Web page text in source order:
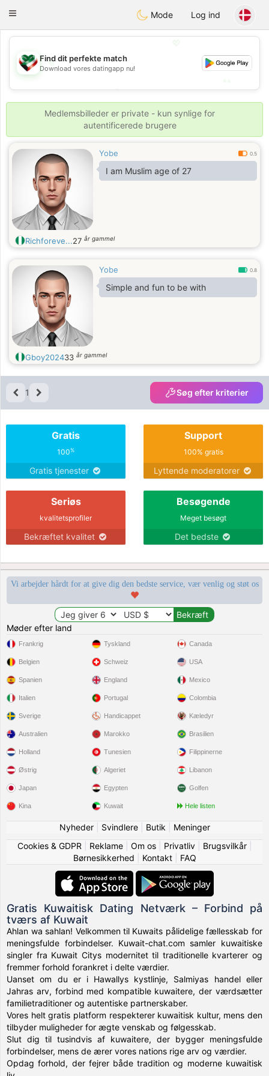
Kuwait Chat
Toggle
Mode Log ind
💖
💕
Find dit perfekte match
Download vores datingapp nu!
Medlemsbilleder er private - kun synlige for
autentificerede brugere
Yobe 0.5
I am Muslim age of 27
Richforeve...27 år gammel
Yobe 0.8
Simple and fun to be with
Gboy202433 år gammel
1 Søg efter kriterier
Gratis
100%
Gratis tjenester
Support
100% gratis
Lyttende moderatorer
Seriøs
kvalitetsprofiler
Bekræftet kvalitet
Besøgende
Meget besøgt
Det bedste
Vi arbejder hårdt for at give dig den bedste service, vær venlig og støt os
Møder efter land
Frankrig
Belgien
Spanien
Italien
Sverige
Tyskland
Schweiz
England
Portugal
Handicappet
Canada
USA
Mexico
Colombia
Kæledyr
Australien
Holland
Østrig
Japan
Kina
Marokko
Tunesien
Algeriet
Egypten
Kuwait
Brasilien
Filippinerne
Libanon
Golfen
Hele listen
Nyheder| Svindlere| Butik
Meninger
Cookies & GDPR
Reklame| Om os| Privatliv| Brugsvilkår|
Børnesikkerhed
Kontakt| FAQ
Gratis Kuwaitisk Dating Netværk – Forbind på
tværs af Kuwait
Ahlan wa sahlan! Velkommen til Kuwaits pålidelige fællesskab for
meningsfulde forbindelser. Kuwait-chat.com samler kuwaitiske
singler fra Kuwait Citys modernitet til traditionelle kvarterer og
fremmer forhold forankret i delte værdier.
Uanset om du er i Hawallys kystlinje, Salmiyas handel eller
Jahras arv, forbind med kompatible kuwaitere, der værdsætter
familietraditioner og autentiske partnerskaber.
Vores helt gratis platform respekterer kuwaitisk kultur, mens den
tilbyder muligheder for ægte venskab og følgesskab.
Slut dig til tusindvis af kuwaitere, der bygger meningsfulde
forbindelser, mens de ærer vores nations rige arv og værdier.
Opdag forhold, der fejrer både tradition og moderne kuwaitisk